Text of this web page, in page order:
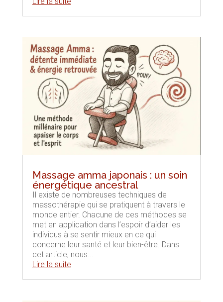
Massage amma japonais : un soin
énergétique ancestral
Il existe de nombreuses techniques de
massothérapie qui se pratiquent à travers le
monde entier. Chacune de ces méthodes se
met en application dans l’espoir d’aider les
individus à se sentir mieux en ce qui
concerne leur santé et leur bien-être. Dans
cet article, nous...
Lire la suite